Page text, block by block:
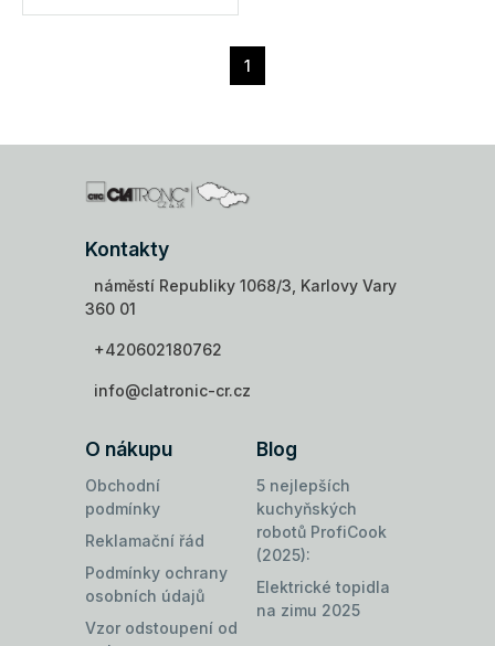
1
Kontakty
náměstí Republiky 1068/3, Karlovy Vary
360 01
+420602180762
info@clatronic-cr.cz
O nákupu
Obchodní
podmínky
Reklamační řád
Podmínky ochrany
osobních údajů
Vzor odstoupení od
Blog
5 nejlepších
kuchyňských
robotů ProfiCook
(2025):
Elektrické topidla
na zimu 2025